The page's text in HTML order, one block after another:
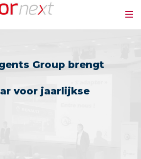
Group brengt
voor jaarlijkse